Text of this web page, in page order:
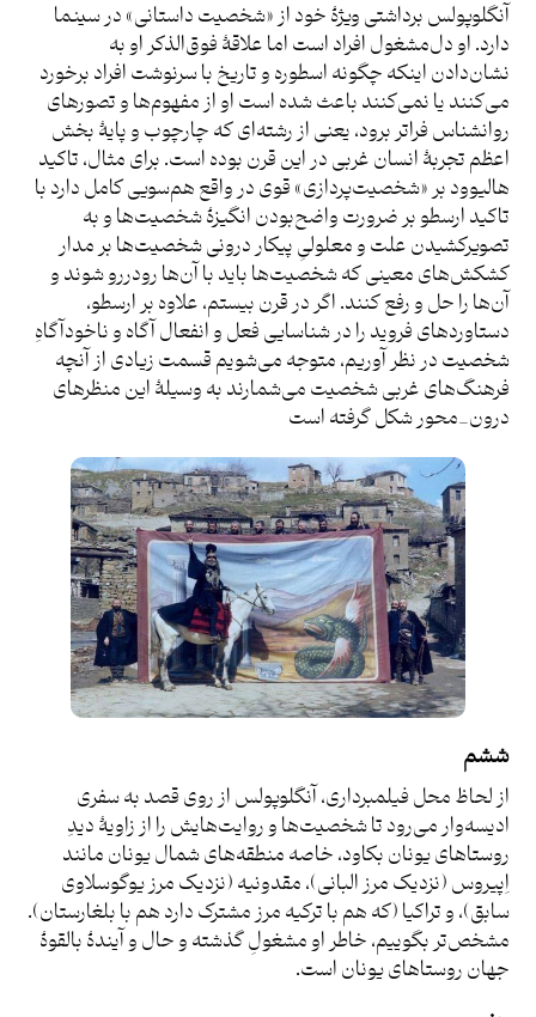
آنگلوپولس برداشتی ویژۀ خود از «شخصیت داستانی» در سینما
دارد. او دل‌مشغول افراد است اما علاقۀ فوق‌الذکر او به‌
نشان‌دادن اینکه چگونه اسطوره و تاریخ با سرنوشت افراد برخورد
می‌کنند یا نمی‌کنند باعث شده است او از مفهوم‌ها و تصورهای
روانشناس فراتر برود، یعنی از رشته‌ای که چارچوب و پایۀ بخش
اعظم تجربۀ انسان غربی در این قرن بوده است. برای مثال، تاکید
هالیوود بر «شخصیت‌پردازی» قوی در واقع هم‌سویی کامل دارد با
تاکید ارسطو بر ضرورت واضح‌بودن انگیزۀ شخصیت‌ها و به
تصویرکشیدن علت و معلولیِ پیکار درونی شخصیت‌ها بر مدار
کشکش‌های معینی که شخصیت‌ها باید با آن‌ها رودررو شوند و
آن‌ها را حل و رفع کنند. اگر در قرن بیستم، علاوه بر ارسطو،
دستاوردهای فروید را در شناسایی فعل و انفعال آگاه و ناخودآگاهِ
شخصیت در نظر آوریم، متوجه می‌شویم قسمت زیادی از آنچه
فرهنگ‌های غربی شخصیت می‌شمارند به وسیلۀ این منظرهای
درون_محور شکل گرفته است
ششم
از لحاظ محل فیلمبرداری، آنگلوپولس از روی قصد به سفری
ادیسه‌وار می‌رود تا شخصیت‌ها و روایت‌هایش را از زاویۀ دیدِ
روستاهای یونان بکاود، خاصه منطقه‌های شمال یونان مانند
اِپیروس (نزدیک مرز البانی)، مقدونیه (نزدیک مرز یوگوسلاوی
سابق)، و تراکیا (که هم با ترکیه مرز مشترک دارد هم با بلغارستان).
مشخص‌تر بگوییم، خاطر او مشغولِ گذشته و حال و آیندۀ بالقوۀ
جهان روستاهای یونان است.